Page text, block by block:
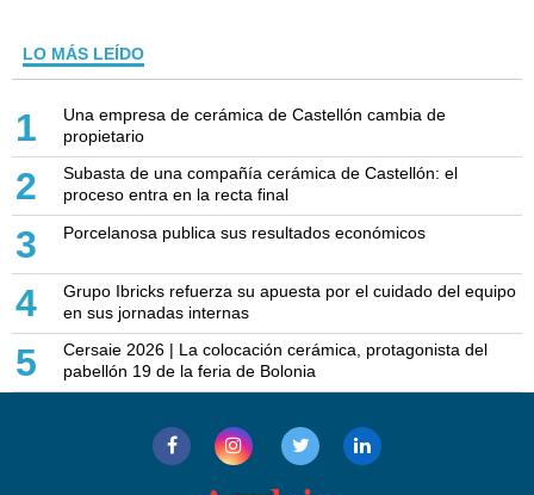
LO MÁS LEÍDO
1
Una empresa de cerámica de Castellón cambia de
propietario
2
Subasta de una compañía cerámica de Castellón: el
proceso entra en la recta final
3 Porcelanosa publica sus resultados económicos
4
Grupo Ibricks refuerza su apuesta por el cuidado del equipo
en sus jornadas internas
5
Cersaie 2026 | La colocación cerámica, protagonista del
pabellón 19 de la feria de Bolonia